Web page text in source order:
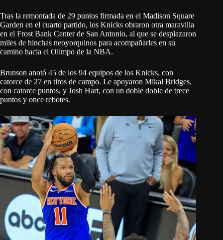
Tras la remontada de 29 puntos firmada en el Madison Square
Garden en el cuarto partido, los Knicks obraron otra maravilla
en el Frost Bank Center de San Antonio, al que se desplazaron
miles de hinchas neoyorquinos para acompañarles en su
camino hacia el Olimpo de la NBA.
Brunson anotó 45 de los 94 equipos de los Knicks, con
catorce de 27 en tiros de campo. Le apoyaron Mikal Bridges,
con catorce puntos, y Josh Hart, con un doble doble de trece
puntos y once rebotes.